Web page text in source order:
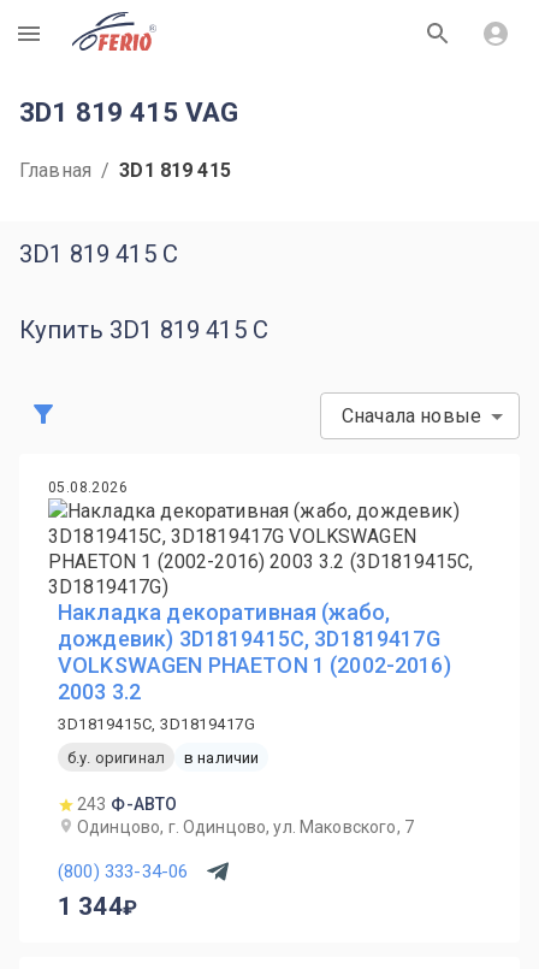
R
3D1 819 415 VAG
Главная / 3D1 819 415
3D1 819 415 C
Купить 3D1 819 415 C
Сначала новые
05.08.2026
Накладка декоративная (жабо,
дождевик) 3D1819415C, 3D1819417G
VOLKSWAGEN PHAETON 1 (2002-2016)
2003 3.2
3D1819415C, 3D1819417G
б.у. оригинал
в наличии
243 Ф-АВТО
Одинцово, г. Одинцово, ул. Маковского, 7
(800) 333-34-06
1 344